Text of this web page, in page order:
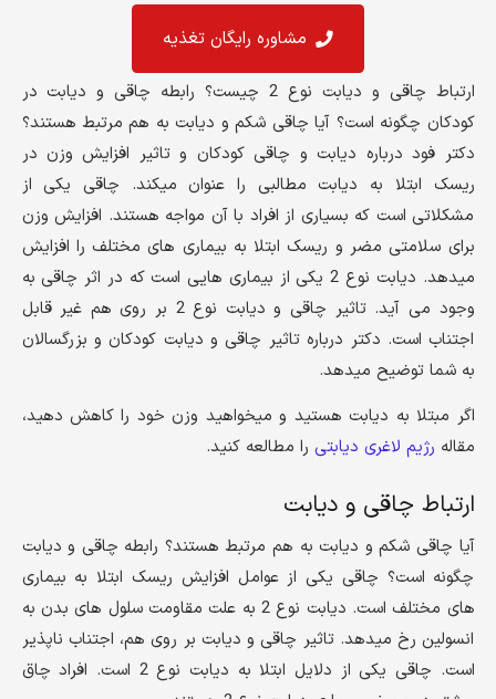
مشاوره رایگان تغذیه
ارتباط چاقی و دیابت نوع 2 چیست؟ رابطه چاقی و دیابت در
کودکان چگونه است؟ آیا چاقی شکم و دیابت به هم مرتبط هستند؟
دکتر فود درباره دیابت و چاقی کودکان و تاثیر افزایش وزن در
ریسک ابتلا به دیابت مطالبی را عنوان میکند. چاقی یکی از
مشکلاتی است که بسیاری از افراد با آن مواجه هستند. افزایش وزن
برای سلامتی مضر و ریسک ابتلا به بیماری های مختلف را افزایش
میدهد. دیابت نوع 2 یکی از بیماری هایی است که در اثر چاقی به
وجود می آید. تاثیر چاقی و دیابت نوع 2 بر روی هم غیر قابل
اجتناب است. دکتر درباره تاثیر چاقی و دیابت کودکان و بزرگسالان
به شما توضیح میدهد.
اگر مبتلا به دیابت هستید و میخواهید وزن خود را کاهش دهید،
مقاله رژیم لاغری دیابتی را مطالعه کنید.
ارتباط چاقی و دیابت
آیا چاقی شکم و دیابت به هم مرتبط هستند؟ رابطه چاقی و دیابت
چگونه است؟ چاقی یکی از عوامل افزایش ریسک ابتلا به بیماری
های مختلف است. دیابت نوع 2 به علت مقاومت سلول های بدن به
انسولین رخ میدهد. تاثیر چاقی و دیابت بر روی هم، اجتناب ناپذیر
است. چاقی یکی از دلایل ابتلا به دیابت نوع 2 است. افراد چاق